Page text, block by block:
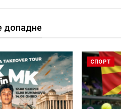
допадне
СПОРТ